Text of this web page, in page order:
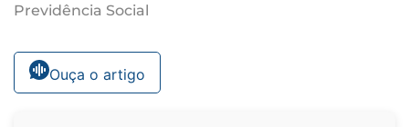
Previdência Social
Ouça o artigo